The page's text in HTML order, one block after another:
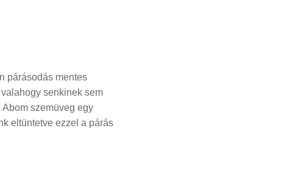
párásodás mentes
senkinek sem
szemüveg egy
eltüntetve ezzel a párás